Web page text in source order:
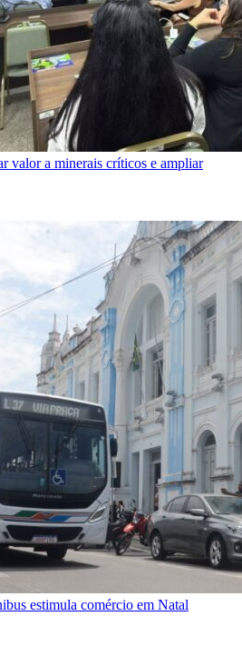
valor a minerais críticos e ampliar
estimula comércio em Natal